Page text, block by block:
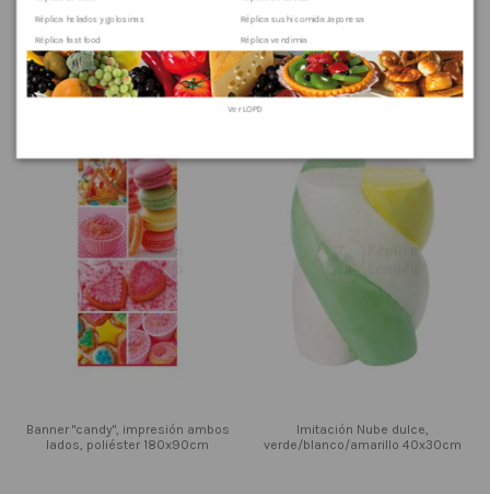
Chupa chups rosa/multicolor con
virutas dulces Ø 25cm 90cm
Imitación Chupa chups azul/rosa
con virutas de colores Ø 25cm
90cm
Banner "candy", impresión ambos
lados, poliéster 180x90cm
Imitación Nube dulce,
verde/blanco/amarillo 40x30cm
Réplica helados y golosinas Réplica sushi comida Japonesa
Réplica fast food Réplica vendimia
VerLOPD